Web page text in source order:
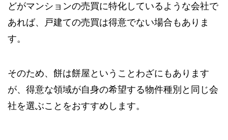
どがマンションの売買に特化しているような会社で
あれば、戸建ての売買は得意でない場合もありま
す。
そのため、餅は餅屋ということわざにもあります
が、得意な領域が自身の希望する物件種別と同じ会
社を選ぶことをおすすめします。